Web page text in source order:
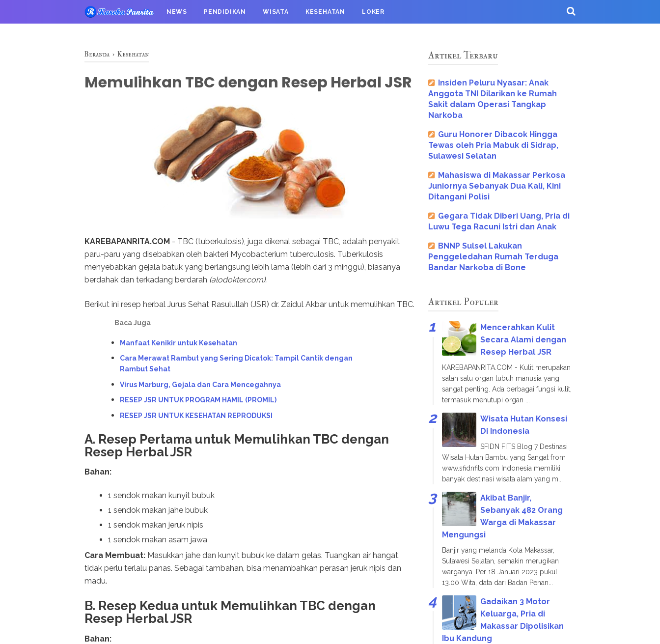
NEWS PENDIDIKAN WISATA KESEHATAN LOKER
Beranda › Kesehatan
Memulihkan TBC dengan Resep Herbal JSR
KAREBAPANRITA.COM - TBC (tuberkulosis), juga dikenal sebagai TBC, adalah penyakit
paru-paru yang disebabkan oleh bakteri Mycobacterium tuberculosis. Tuberkulosis
menyebabkan gejala batuk yang berlangsung lebih lama (lebih dari 3 minggu), biasanya
berdahak dan terkadang berdarah (alodokter.com).
Berikut ini resep herbal Jurus Sehat Rasulullah (JSR) dr. Zaidul Akbar untuk memulihkan TBC.
Baca Juga
Manfaat Kenikir untuk Kesehatan
Cara Merawat Rambut yang Sering Dicatok: Tampil Cantik dengan
Rambut Sehat
Virus Marburg, Gejala dan Cara Mencegahnya
RESEP JSR UNTUK PROGRAM HAMIL (PROMIL)
RESEP JSR UNTUK KESEHATAN REPRODUKSI
A. Resep Pertama untuk Memulihkan TBC dengan
Resep Herbal JSR
Bahan:
1 sendok makan kunyit bubuk
1 sendok makan jahe bubuk
1 sendok makan jeruk nipis
1 sendok makan asam jawa
Cara Membuat: Masukkan jahe dan kunyit bubuk ke dalam gelas. Tuangkan air hangat,
tidak perlu terlalu panas. Sebagai tambahan, bisa menambahkan perasan jeruk nipis dan
madu.
B. Resep Kedua untuk Memulihkan TBC dengan
Resep Herbal JSR
Bahan:
Artikel Terbaru
Insiden Peluru Nyasar: Anak
Anggota TNI Dilarikan ke Rumah
Sakit dalam Operasi Tangkap
Narkoba
Guru Honorer Dibacok Hingga
Tewas oleh Pria Mabuk di Sidrap,
Sulawesi Selatan
Mahasiswa di Makassar Perkosa
Juniornya Sebanyak Dua Kali, Kini
Ditangani Polisi
Gegara Tidak Diberi Uang, Pria di
Luwu Tega Racuni Istri dan Anak
BNNP Sulsel Lakukan
Penggeledahan Rumah Terduga
Bandar Narkoba di Bone
Artikel Populer
Mencerahkan Kulit
Secara Alami dengan
Resep Herbal JSR
KAREBAPANRITA.COM - Kulit merupakan
salah satu organ tubuh manusia yang
sangat penting. Ada berbagai fungsi kulit,
termasuk menutupi organ ...
Wisata Hutan Konsesi
Di Indonesia
SFIDN FITS Blog 7 Destinasi
Wisata Hutan Bambu yang Sangat from
www.sfidnfits.com Indonesia memiliki
banyak destinasi wisata alam yang m...
Akibat Banjir,
Sebanyak 482 Orang
Warga di Makassar
Mengungsi
Banjir yang melanda Kota Makassar,
Sulawesi Selatan, semakin merugikan
warganya. Per 18 Januari 2023 pukul
13.00 Wita, data dari Badan Penan...
Gadaikan 3 Motor
Keluarga, Pria di
Makassar Dipolisikan
Ibu Kandung